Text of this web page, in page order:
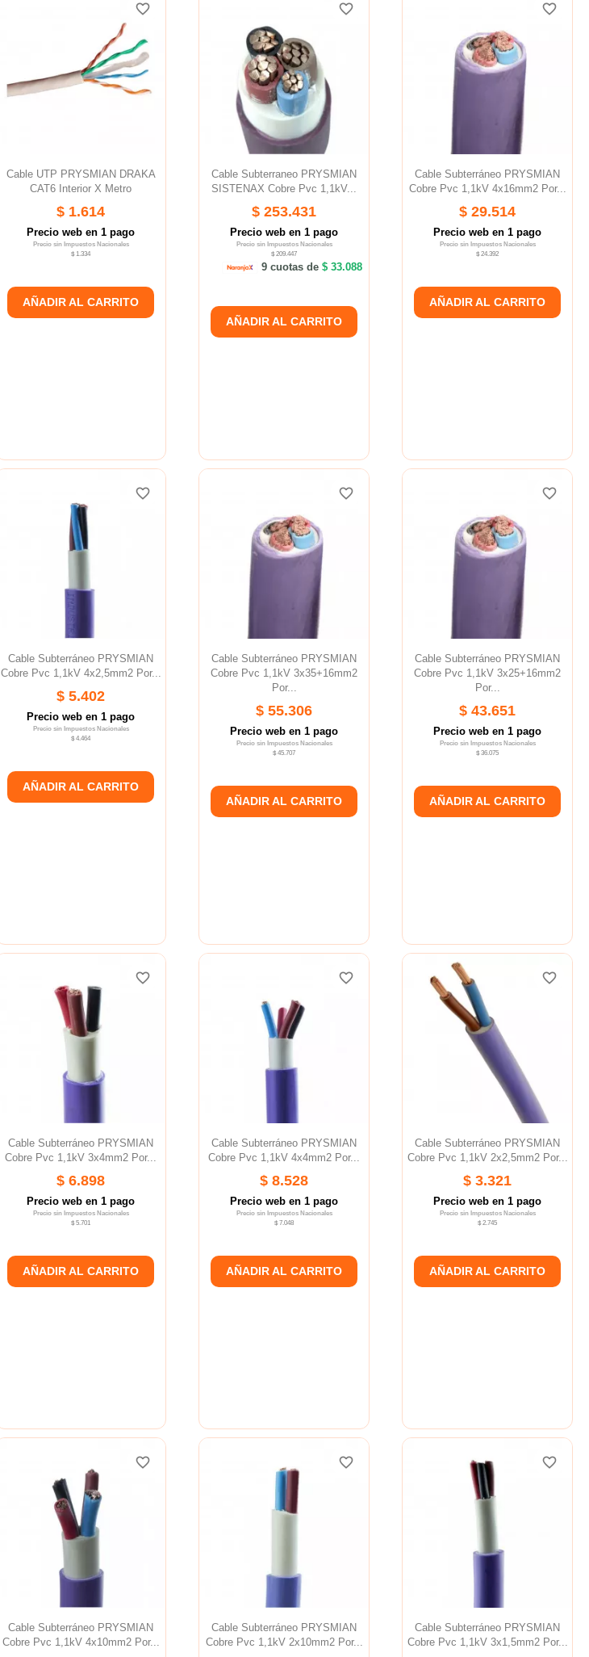
Cable UTP PRYSMIAN DRAKA
CAT6 Interior X Metro
$ 1.614
Precio web en 1 pago
Precio sin Impuestos Nacionales
$ 1.334
AÑADIR AL CARRITO
favorite_border
favorite_border
favorite_border
Cable Subterraneo PRYSMIAN
SISTENAX Cobre Pvc 1,1kV...
$ 253.431
Precio web en 1 pago
Precio sin Impuestos Nacionales
$ 209.447
9 cuotas de $ 33.088
AÑADIR AL CARRITO
favorite_border
favorite_border
favorite_border
Cable Subterráneo PRYSMIAN
Cobre Pvc 1,1kV 4x16mm2 Por...
$ 29.514
Precio web en 1 pago
Precio sin Impuestos Nacionales
$ 24.392
AÑADIR AL CARRITO
favorite_border
favorite_border
favorite_border
Cable Subterráneo PRYSMIAN
Cobre Pvc 1,1kV 4x2,5mm2 Por...
$ 5.402
Precio web en 1 pago
Precio sin Impuestos Nacionales
$ 4.464
AÑADIR AL CARRITO
favorite_border
favorite_border
favorite_border
Cable Subterráneo PRYSMIAN
Cobre Pvc 1,1kV 3x35+16mm2
Por...
$ 55.306
Precio web en 1 pago
Precio sin Impuestos Nacionales
$ 45.707
AÑADIR AL CARRITO
favorite_border
favorite_border
favorite_border
Cable Subterráneo PRYSMIAN
Cobre Pvc 1,1kV 3x25+16mm2
Por...
$ 43.651
Precio web en 1 pago
Precio sin Impuestos Nacionales
$ 36.075
AÑADIR AL CARRITO
favorite_border
favorite_border
favorite_border
Cable Subterráneo PRYSMIAN
Cobre Pvc 1,1kV 3x4mm2 Por...
$ 6.898
Precio web en 1 pago
Precio sin Impuestos Nacionales
$ 5.701
AÑADIR AL CARRITO
favorite_border
favorite_border
favorite_border
Cable Subterráneo PRYSMIAN
Cobre Pvc 1,1kV 4x4mm2 Por...
$ 8.528
Precio web en 1 pago
Precio sin Impuestos Nacionales
$ 7.048
AÑADIR AL CARRITO
favorite_border
favorite_border
favorite_border
Cable Subterráneo PRYSMIAN
Cobre Pvc 1,1kV 2x2,5mm2 Por...
$ 3.321
Precio web en 1 pago
Precio sin Impuestos Nacionales
$ 2.745
AÑADIR AL CARRITO
favorite_border
favorite_border
favorite_border
Cable Subterráneo PRYSMIAN
Cobre Pvc 1,1kV 4x10mm2 Por...
favorite_border
favorite_border
favorite_border
Cable Subterráneo PRYSMIAN
Cobre Pvc 1,1kV 2x10mm2 Por...
favorite_border
favorite_border
favorite_border
Cable Subterráneo PRYSMIAN
Cobre Pvc 1,1kV 3x1,5mm2 Por...
favorite_border
favorite_border
favorite_border